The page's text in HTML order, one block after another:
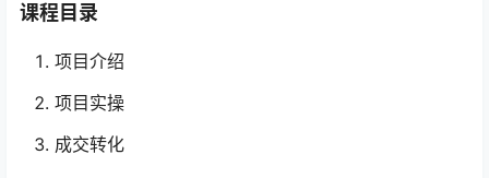
课程目录
项目介绍
项目实操
成交转化